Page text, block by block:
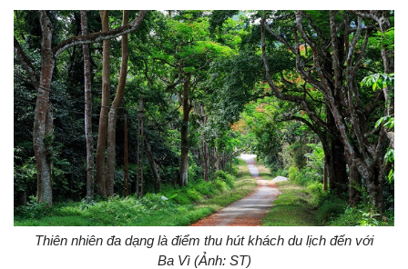
Thiên nhiên đa dạng là điểm thu hút khách du lịch đến với
Ba Vì (Ảnh: ST)